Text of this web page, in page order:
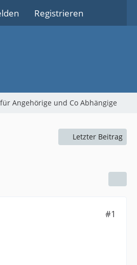
Registrieren
Angehörige und Co Abhängige
Letzter Beitrag
#1